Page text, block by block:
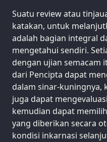
Suatu review atau
katakan, untuk
adalah bagian integral
mengetahui sendiri.
dengan ujian semacam
dari Pencipta dapat
dalam sinar-kuningnya,
juga dapat
kemudian dapat
yang diberikan secara
kondisi inkarnasi